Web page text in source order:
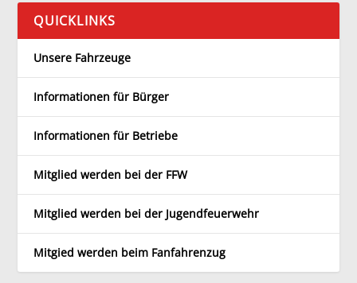
QUICKLINKS
Unsere Fahrzeuge
Informationen für Bürger
Informationen für Betriebe
Mitglied werden bei der FFW
Mitglied werden bei der Jugendfeuerwehr
Mitgied werden beim Fanfahrenzug